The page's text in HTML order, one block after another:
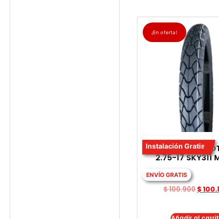
¡En oferta!
Instalación Gratis
LLANTA PARA
2.75-17 SKY311
ENVÍO GRATIS
$100.900$